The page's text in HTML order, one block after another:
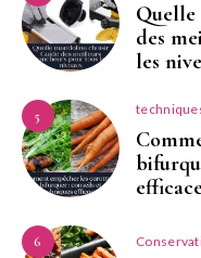
Quelle
des
les
5
6